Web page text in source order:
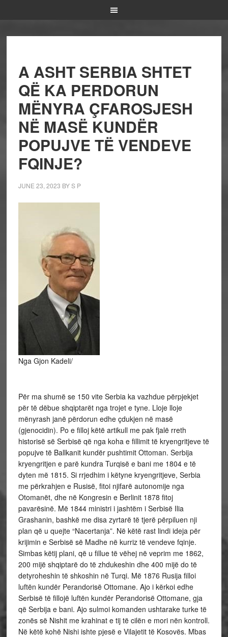
A ASHT SERBIA SHTET
QË KA PERDORUN
MËNYRA ÇFAROSJESH
NË MASË KUNDËR
POPUJVE TË VENDEVE
FQINJE?
JUNE 23, 2023 BYS P
Nga Gjon Kadeli/
Për ma shumë se 150 vite Serbia ka vazhdue përpjekjet
për të dëbue shqiptarët nga trojet e tyne. Lloje lloje
mënyrash janë përdorun edhe çdukjen në masë
(gjenocidin). Po e filloj këtë artikull me pak fjalë rreth
historisë së Serbisë që nga koha e fillimit të kryengritjeve të
popujve të Ballkanit kundër pushtimit Ottoman. Serbija
kryengritjen e parë kundra Turqisë e bani me 1804 e të
dyten më 1815. Si rrjedhim i këtyne kryengritjeve, Serbia
me përkrahjen e Rusisë, fitoi njifarë autonomije nga
Otomanët, dhe në Kongresin e Berlinit 1878 fitoj
pavarësinë. Më 1844 ministri i jashtëm i Serbisë Ilia
Grashanin, bashkë me disa zyrtarë të tjerë përpiluen nji
plan që u quejte “Nacertanja”. Në këtë rast lindi ideja për
krijimin e Serbisë së Madhe në kurriz të vendeve fqinje.
Simbas këtij plani, që u fillue të vëhej në veprim me 1862,
200 mijë shqiptarë do të zhdukeshin dhe 400 mijë do të
detyroheshin të shkoshin në Turqi. Më 1876 Rusija filloi
luftën kundër Perandorisë Ottomane. Ajo i kërkoi edhe
Serbisë të fillojë luftën kundër Perandorisë Ottomane, gja
që Serbija e bani. Ajo sulmoi komanden ushtarake turke të
zonës së Nishit me krahinat e tij të cilën e mori nën kontroll.
Në këtë kohë Nishi ishte pjesë e Vilajetit të Kosovës. Mbas